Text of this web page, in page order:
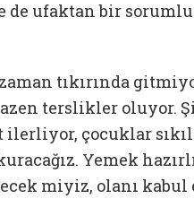
ufaktan bir
tıkırında
terslikler oluyor.
çocuklar
Yemek
miyiz, olanı kabul